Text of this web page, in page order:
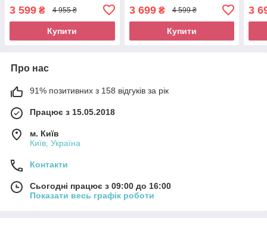
3 599 ₴ 4 955 ₴
Купити
3 699₴ 4 599 ₴
Купити
3
Про нас
91% позитивних з 158 відгуків за рік
Працює з 15.05.2018
м. Київ
Київ, Україна
Контакти
Сьогодні працює з 09:00 до 16:00
Показати весь графік роботи